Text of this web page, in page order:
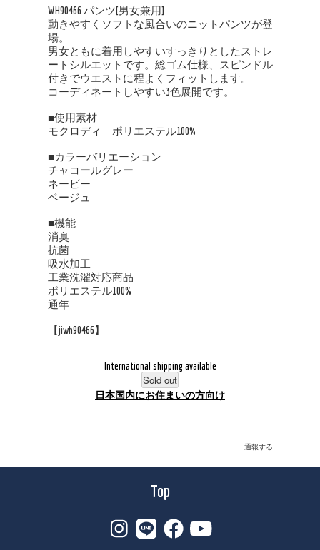
WH90466 パンツ[男女兼用]
動きやすくソフトな風合いのニットパンツが登
場。
男女ともに着用しやすいすっきりとしたストレ
ートシルエットです。総ゴム仕様、スピンドル
付きでウエストに程よくフィットします。
コーディネートしやすい3色展開です。
■使用素材
モクロディ ポリエステル100%
■カラーバリエーション
チャコールグレー
ネービー
ベージュ
■機能
消臭
抗菌
吸水加工
工業洗濯対応商品
ポリエステル100%
通年
【jiwh90466】
International shipping available
Sold out
日本国内にお住まいの方向け
通報する
Top